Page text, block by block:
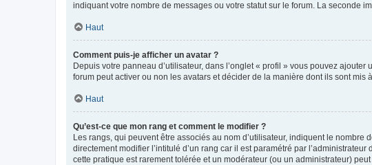
indiquant votre nombre de messages ou votre statut sur le forum. La seconde
Haut
Comment puis-je afficher un avatar ?
Depuis votre panneau d’utilisateur, dans l’onglet « profil » vous pouvez
forum peut activer ou non les avatars et décider de la manière dont ils sont
Haut
Qu’est-ce que mon rang et comment le modifier ?
Les rangs, qui peuvent être associés au nom d’utilisateur, indiquent le
directement modifier l’intitulé d’un rang car il est paramétré par
cette pratique est rarement tolérée et un modérateur (ou un administrateur)